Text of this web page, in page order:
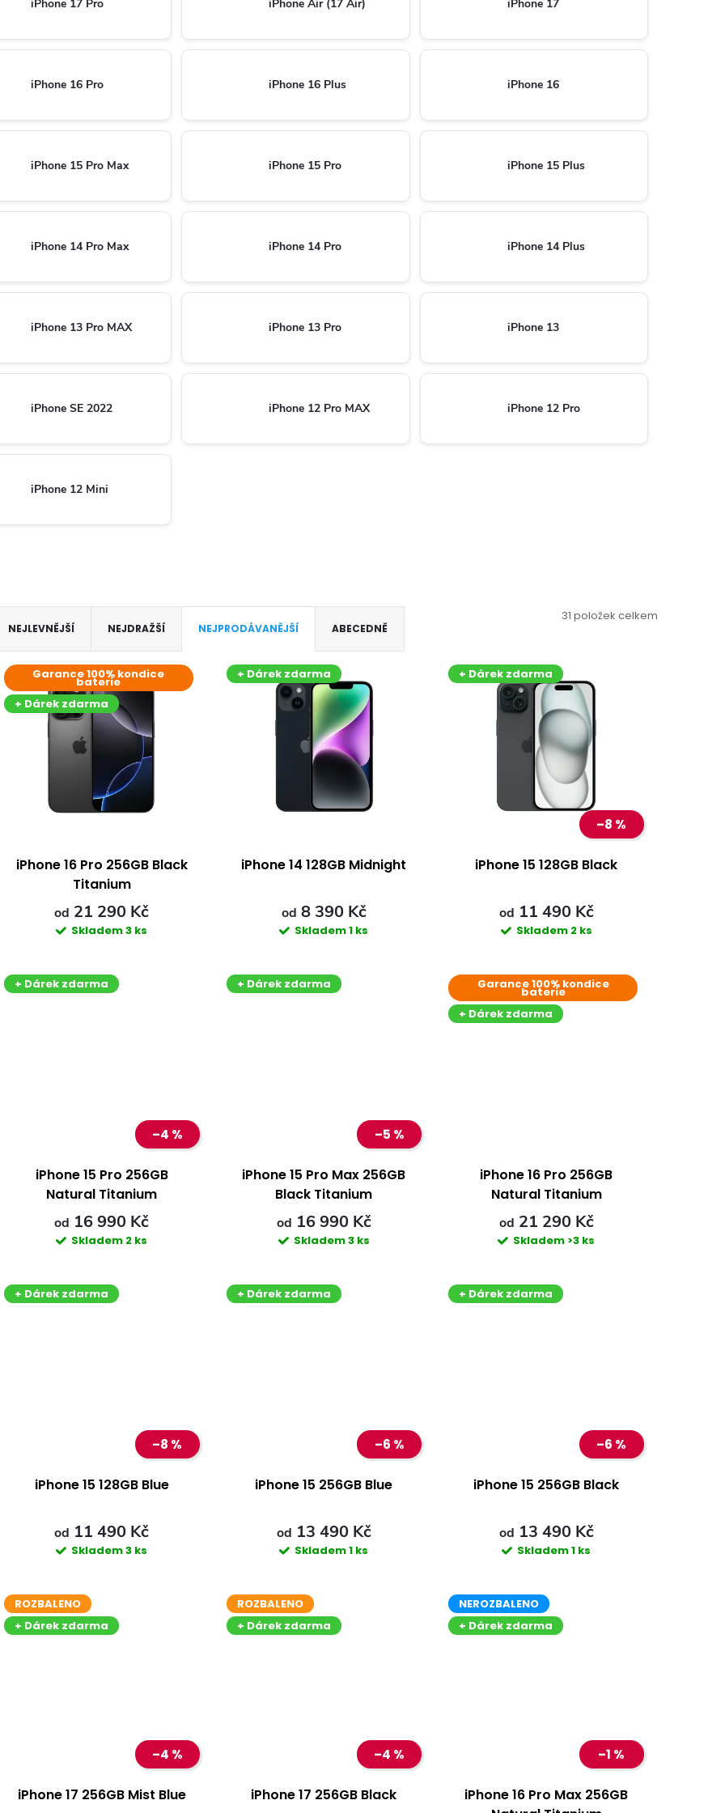
iPhone 17 Pro iPhone Air (17 Air) iPhone 17
iPhone 16 Pro iPhone 16 Plus iPhone 16
iPhone 15 Pro Max iPhone 15 Pro iPhone 15 Plus
iPhone 14 Pro Max iPhone 14 Pro iPhone 14 Plus
iPhone 13 Pro MAX iPhone 13 Pro iPhone 13
iPhone SE 2022 iPhone 12 Pro MAX iPhone 12 Pro
iPhone 12 Mini
NEJLEVNĚJŠÍ NEJDRAŽŠÍ NEJPRODÁVANĚJŠÍ ABECEDNĚ
31 položek celkem
Garance 100% kondice
baterie
+ Dárek zdarma
iPhone 16 Pro 256GB Black
Titanium
od 21 290 Kč
Skladem3 ks
+ Dárek zdarma
iPhone 14 128GB Midnight
od 8 390 Kč
Skladem1 ks
+ Dárek zdarma
–8 %
iPhone 15 128GB Black
od 11 490 Kč
Skladem 2 ks
+ Dárek zdarma
–4 %
iPhone 15 Pro 256GB
Natural Titanium
od 16 990 Kč
Skladem 2 ks
+ Dárek zdarma
–5 %
iPhone 15 Pro Max 256GB
Black Titanium
od 16 990 Kč
Skladem3 ks
Garance 100% kondice
baterie
+ Dárek zdarma
iPhone 16 Pro 256GB
Natural Titanium
od 21 290 Kč
Skladem >3 ks
+ Dárek zdarma
–8 %
iPhone 15 128GB Blue
od 11 490 Kč
Skladem3 ks
+ Dárek zdarma
–6 %
iPhone 15 256GB Blue
od 13 490 Kč
Skladem1 ks
+ Dárek zdarma
–6 %
iPhone 15 256GB Black
od 13 490 Kč
Skladem1 ks
ROZBALENO
+ Dárek zdarma
–4 %
iPhone 17 256GB Mist Blue
ROZBALENO
+ Dárek zdarma
–4 %
iPhone 17 256GB Black
NEROZBALENO
+ Dárek zdarma
–1 %
iPhone 16 Pro Max 256GB